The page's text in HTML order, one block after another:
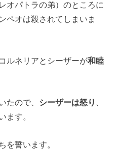
オパトラの弟）のところに
ペオは殺されてしまいま
ルネリアとシーザーが和睦
たので、 シーザーは怒り
ます。
を誓います。